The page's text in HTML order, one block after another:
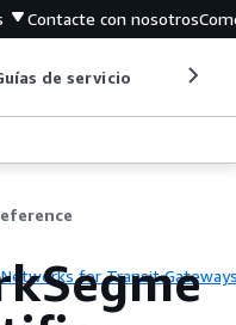
Contacte con nosotros
de servicio
Networks for Transit